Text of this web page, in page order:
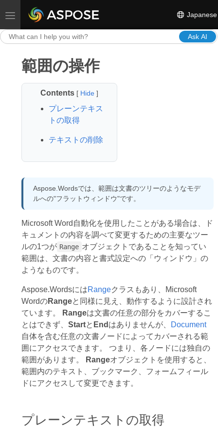
Toggle navigation Japanese
Ask AI
範囲の操作
Contents [ Hide]
プレーンテキス
トの取得
テキストの削除
Aspose.Wordsでは、範囲は文書のツリーのようなモデ
ルへの"フラットウィンドウ"です。
Microsoft Word自動化を使用したことがある場合は、ド
キュメントの内容を調べて変更するための主要なツー
ルの1つが Range オブジェクトであることを知ってい
範囲は、文書の内容と書式設定への「ウィンドウ」の
ようなものです。
Aspose.WordsにはRangeクラスもあり、Microsoft
WordのRangeと同様に見え、動作するように設計され
ています。
Rangeは文書の任意の部分をカバーするこ
とはできず、 Startと End はありませんが、
Document
自体を含む任意の文書ノードによってカバーされる範
囲にアクセスできます。 つまり、各ノードには独自の
範囲があります。
Rangeオブジェクトを使用すると、
範囲内のテキスト、ブックマーク、フォームフィール
ドにアクセスして変更できます。
プレーンテキストの取得